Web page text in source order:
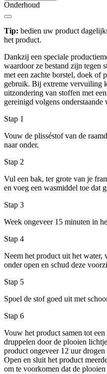
Onderhoud
Tip: bedien uw product
het product.
Dankzij een speciale
waardoor ze bestand zijn tegen
met een zachte borstel, doek of
gebruik. Bij extreme vervuiling
uitzondering van stoffen met
gereinigd volgens onderstaande
Stap 1
Vouw de plisséstof van de
naar onder.
Stap 2
Vul een bak, ter grote van je
en voeg een wasmiddel toe dat
Stap 3
Week ongeveer 15 minuten in
Stap 4
Neem het product uit het water,
onder open en schud deze
Stap 5
Spoel de stof goed uit met
Stap 6
Vouw het product samen tot
druppelen door de plooien
product ongeveer 12 uur
Open en sluit het product
om te voorkomen dat de